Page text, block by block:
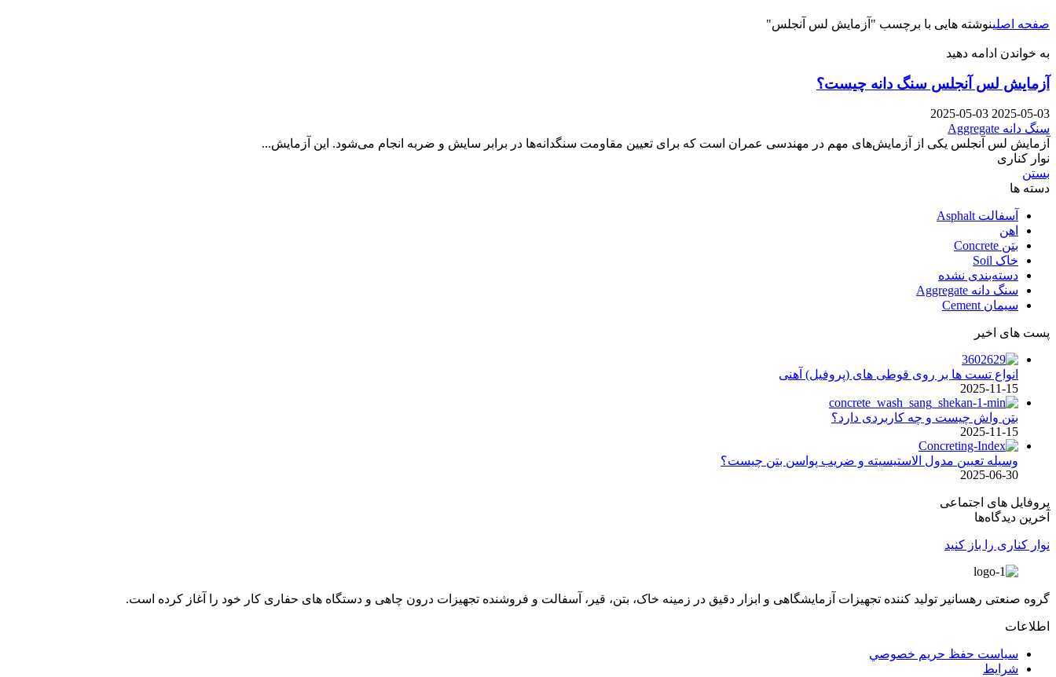
صفحه اصلینوشته هایی با برچسب "آزمایش لس آنجلس"
به خواندن ادامه دهید
آزمایش لس آنجلس سنگ دانه چیست؟
2025-05-03
2025-05-03
سنگ دانه Aggregate
آزمایش لس آنجلس یکی از آزمایش‌های مهم در مهندسی عمران است که برای تعیین مقاومت سنگدانه‌ها در برابر سایش و ضربه انجام می‌شود. این آزمایش...
نوار کناری
بستن
دسته ها
آسفالت Asphalt
اهن
بتن Concrete
خاک Soil
دسته‌بندی نشده
سنگ دانه Aggregate
سیمان Cement
پست های اخیر
انواع تست ها بر روی قوطی های (پروفیل) آهنی
2025-11-15
بتن واش چیست و چه کاربردی دارد؟
2025-11-15
وسیله تعیین مدول الاستیسیته و ضریب پواسن بتن چیست؟
2025-06-30
پروفایل های اجتماعی
آخرین دیدگاه‌ها
نوار کناری را باز کنید
گروه صنعتی رهسانیر تولید کننده تجهیزات آزمایشگاهی و ابزار دقیق در زمینه خاک، بتن، قیر، آسفالت و فروشنده تجهیزات درون چاهی و دستگاه های حفاری کار خود را آغاز کرده است.
اطلاعات
سياست حفظ حريم خصوصي
شرایط